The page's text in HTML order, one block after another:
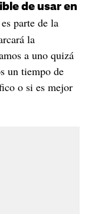
de usar en
parte de la
la
a uno quizá
un tiempo de
o si es mejor